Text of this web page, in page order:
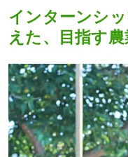
インターンシ
えた、目指す